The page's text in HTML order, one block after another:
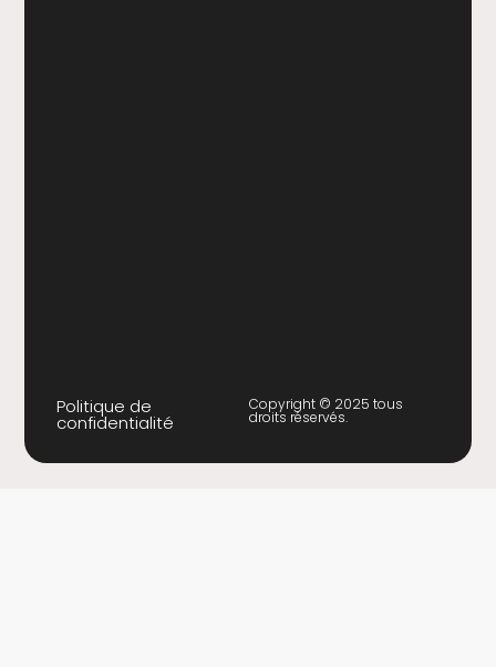
Politique de
confidentialité
Copyright © 2025 tous
droits réservés.